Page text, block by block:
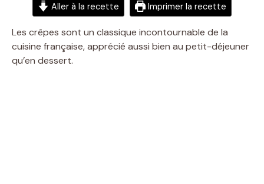
Aller à la recette Imprimer la recette
Les crêpes sont un classique incontournable de la
cuisine française, apprécié aussi bien au petit-déjeuner
qu’en dessert.